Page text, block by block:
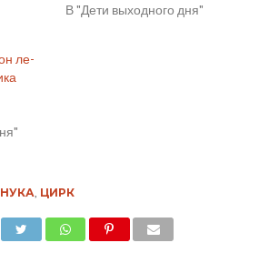
В "Дети выходного дня"
ле-
, ЦИРК